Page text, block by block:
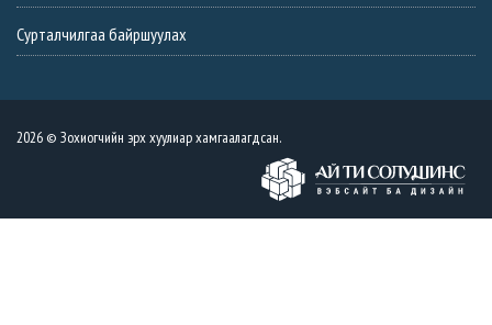
Сурталчилгаа байршуулах
2026 © Зохиогчийн эрх хуулиар хамгаалагдсан.